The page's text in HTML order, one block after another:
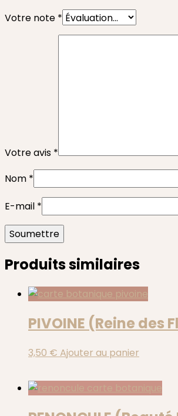
Votre note *
Votre avis *
Nom *
E-mail *
Produits similaires
PIVOINE (Reine des
3,50 € Ajouter au panier